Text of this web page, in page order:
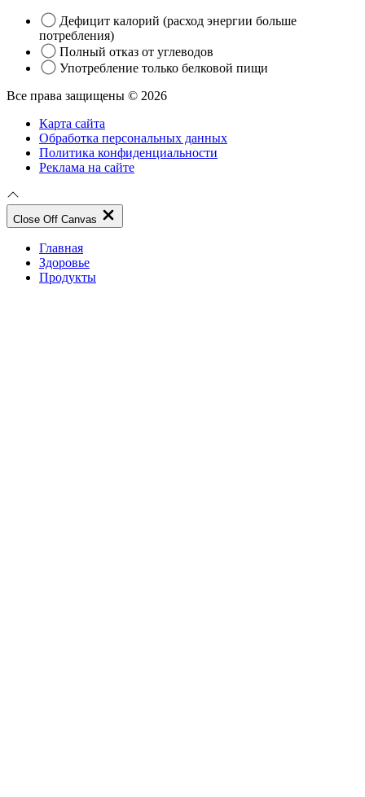
Дефицит калорий (расход энергии больше
потребления)
Полный отказ от углеводов
Употребление только белковой пищи
Все права защищены © 2026
Карта сайта
Обработка персональных данных
Политика конфиденциальности
Реклама на сайте
Close Off Canvas
Главная
Здоровье
Продукты